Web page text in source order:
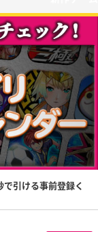
引ける事前登録く